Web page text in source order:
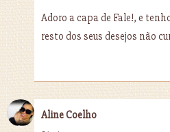
Adoro a capa de Fale!, e
resto dos seus desejos não
Aline Coelho